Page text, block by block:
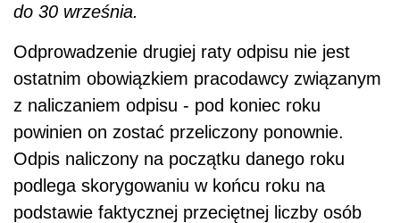
do 30 września.
Odprowadzenie drugiej raty odpisu nie jest
ostatnim obowiązkiem pracodawcy związanym
z naliczaniem odpisu - pod koniec roku
powinien on zostać przeliczony ponownie.
Odpis naliczony na początku danego roku
podlega skorygowaniu w końcu roku na
podstawie faktycznej przeciętnej liczby osób